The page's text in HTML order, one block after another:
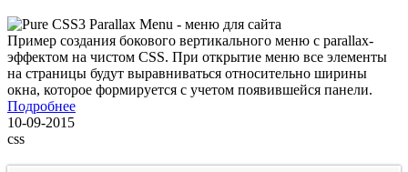
Пример создания бокового вертикального меню с parallax-
эффектом на чистом CSS. При открытие меню все элементы
на страницы будут выравниваться относительно ширины
окна, которое формируется с учетом появившейся панели.
Подробнее
10-09-2015
css